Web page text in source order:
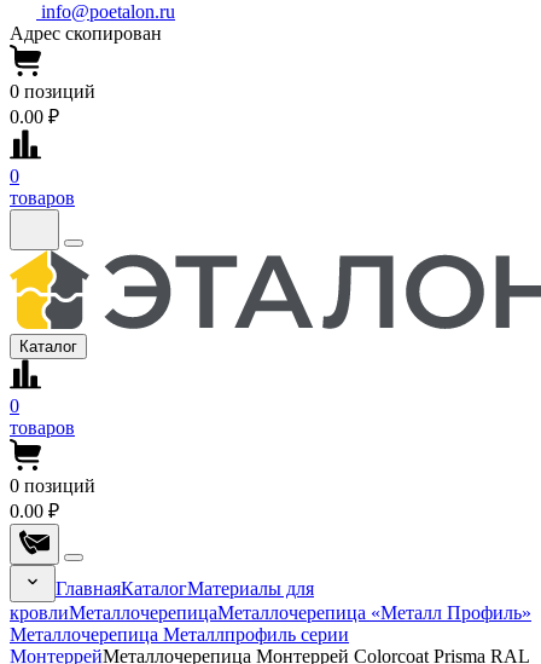
info@poetalon.ru
Адрес скопирован
0 позиций
0.00 ₽
0
товаров
Каталог
0
товаров
0 позиций
0.00 ₽
ГлавнаяКаталогМатериалы для
кровлиМеталлочерепицаМеталлочерепица «Металл Профиль»
Металлочерепица Металлпрофиль серии
МонтеррейМеталлочерепица Монтеррей Colorcoat Prisma RAL